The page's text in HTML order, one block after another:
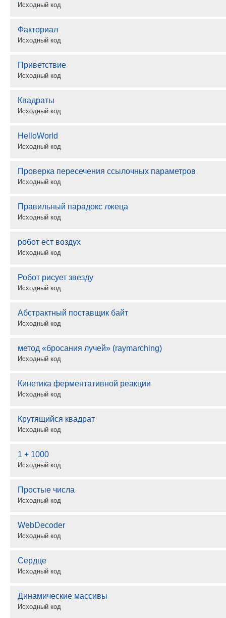
Исходный код
Факториал
Исходный код
Приветствие
Исходный код
Квадраты
Исходный код
HelloWorld
Исходный код
Проверка пересечения ссылочных параметров
Исходный код
Правильный парадокс лжеца
Исходный код
робот ест воздух
Исходный код
Робот рисует звезду
Исходный код
Абстрактный поставщик байт
Исходный код
метод «бросания лучей» (raymarching)
Исходный код
Кинетика ферментативной реакции
Исходный код
Крутящийся квадрат
Исходный код
1 + 1000
Исходный код
Простые числа
Исходный код
WebDecoder
Исходный код
Сердце
Исходный код
Динамические массивы
Исходный код